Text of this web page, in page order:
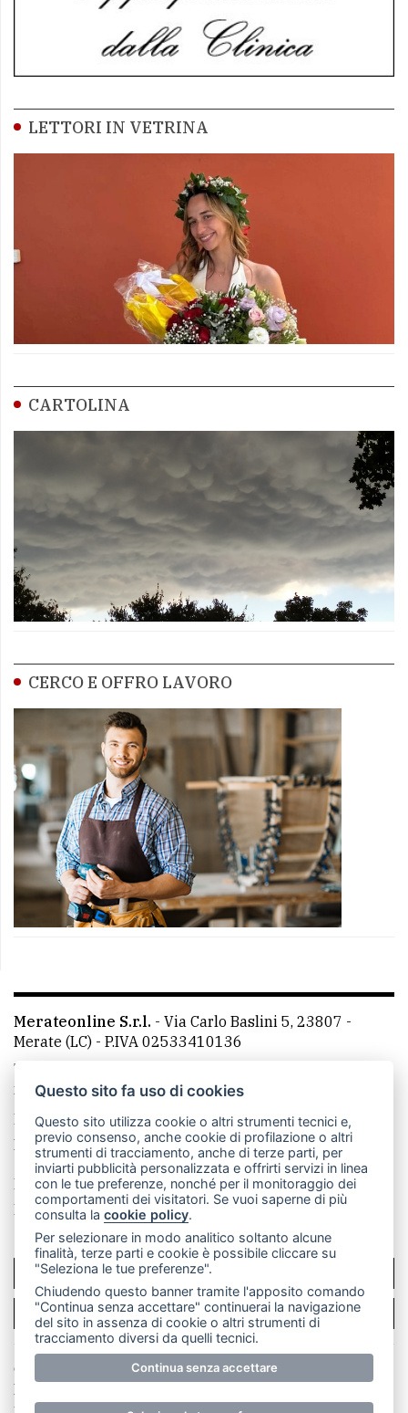
LETTORI IN VETRINA
CARTOLINA
CERCO E OFFRO LAVORO
Merateonline S.r.l. - Via Carlo Baslini 5, 23807 -
Merate (LC) - P.IVA 02533410136
Telefono:
mail: redazione@merateonline.it
La redazione
CasateOnline LeccoOnline
RSS
Made by VIP
Privacy policy
Cookie policy
Rivedi le tue scelte sui cookie
SCRIVICI
PER LA TUA PUBBLICITÀ
© Copyright Merateonline S.r.l. - Tutti i diritti riservati.
E' proibita la riproduzione e pubblicazione anche
parziale di testi, articoli e immagini senza la
Questo sito fa uso di cookies
Questo sito utilizza cookie o altri strumenti tecnici e,
previo consenso, anche cookie di profilazione o altri
strumenti di tracciamento, anche di terze parti, per
inviarti pubblicità personalizzata e offrirti servizi in linea
con le tue preferenze, nonché per il monitoraggio dei
comportamenti dei visitatori. Se vuoi saperne di più
consulta lacookie policy.
Per selezionare in modo analitico soltanto alcune
finalità, terze parti e cookie è possibile cliccare su
"Seleziona le tue preferenze".
Chiudendo questo banner tramite l'apposito comando
"Continua senza accettare" continuerai la navigazione
del sito in assenza di cookie o altri strumenti di
tracciamento diversi da quelli tecnici.
Continua senza accettare